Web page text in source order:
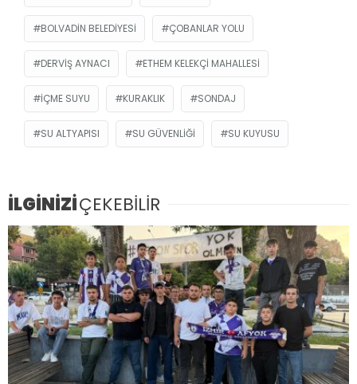
BOLVADIN BELEDIYESI ÇOBANLAR YOLU
DERVIŞ AYNACI ETHEM KELEKÇI MAHALLESI
IÇME SUYU KURAKLIK SONDAJ
SU ALTYAPISI SU GÜVENLIĞI SU KUYUSU
İLGİNİZİÇEKEBİLİR